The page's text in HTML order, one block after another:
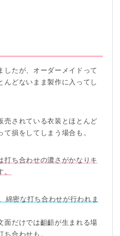
したが、オーダーメイドって
んどないまま製作に入ってし
売されている衣装とほとんど
損をしてしまう場合も。
打ち合わせの濃さがかなりキ
綿密な打ち合わせが行われま
面だけでは齟齬が生まれる場
ち合わせも。